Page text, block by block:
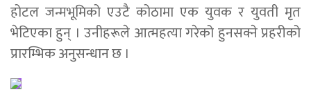
होटल जन्मभूमिको एउटै कोठामा एक युवक र युवती मृत
भेटिएका हुन् । उनीहरूले आत्महत्या गरेको हुनसक्ने प्रहरीको
प्रारम्भिक अनुसन्धान छ ।